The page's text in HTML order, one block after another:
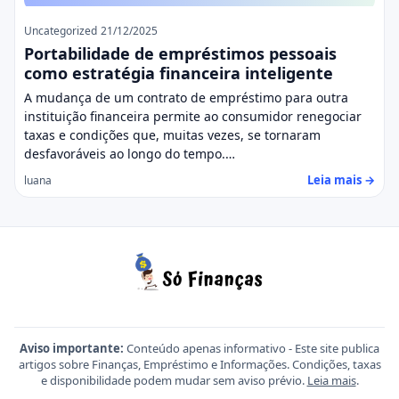
Uncategorized 21/12/2025
Portabilidade de empréstimos pessoais
como estratégia financeira inteligente
A mudança de um contrato de empréstimo para outra
instituição financeira permite ao consumidor renegociar
taxas e condições que, muitas vezes, se tornaram
desfavoráveis ao longo do tempo.…
luana Leia mais →
Aviso importante: Conteúdo apenas informativo - Este site publica
artigos sobre Finanças, Empréstimo e Informações. Condições, taxas
e disponibilidade podem mudar sem aviso prévio. Leia mais.